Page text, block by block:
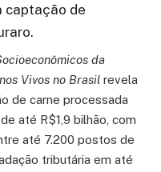
captação de
da
Vivos no Brasil revela
de carne processada
até R$1,9 bilhão, com
até 7.200 postos de
tributária em até